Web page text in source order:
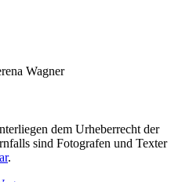
Wagner
dem Urheberrecht der
sind Fotografen und Texter
.